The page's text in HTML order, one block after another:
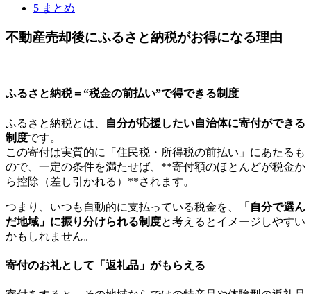
5 まとめ
不動産売却後にふるさと納税がお得になる理由
ふるさと納税＝“税金の前払い”で得できる制度
ふるさと納税とは、
自分が応援したい自治体に寄付ができる
制度です。
この寄付は実質的に「住民税・所得税の前払い」にあたるも
ので、一定の条件を満たせば、**寄付額のほとんどが税金か
ら控除（差し引かれる）**されます。
つまり、いつも自動的に支払っている税金を、
「自分で選ん
だ地域」に振り分けられる制度と考えるとイメージしやすい
かもしれません。
寄付のお礼として「返礼品」がもらえる